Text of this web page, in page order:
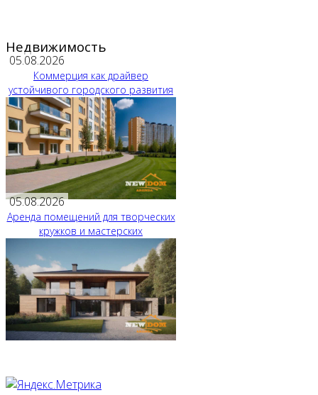
Недвижимость
05.08.2026
Коммерция как драйвер
устойчивого городского развития
05.08.2026
Аренда помещений для творческих
кружков и мастерских